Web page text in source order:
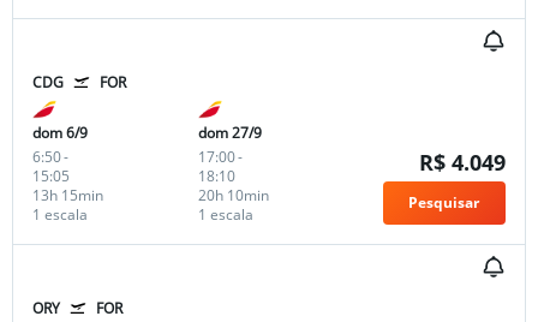
CDG FOR
dom 6/9
6:50-
15:05
1 escala
13h 15min
dom 27/9
17:00-
18:10
1 escala
20h 10min
R$ 4.049
Pesquisar
ORY FOR